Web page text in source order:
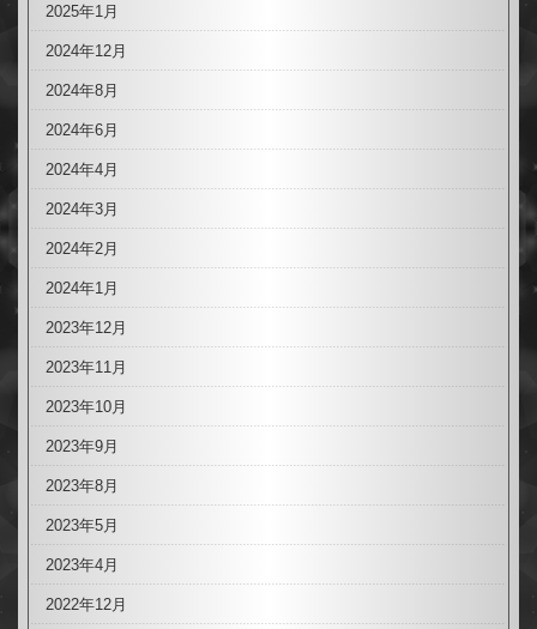
2025年1月
2024年12月
2024年8月
2024年6月
2024年4月
2024年3月
2024年2月
2024年1月
2023年12月
2023年11月
2023年10月
2023年9月
2023年8月
2023年5月
2023年4月
2022年12月